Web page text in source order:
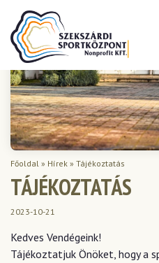
Főoldal » Hírek » Tájékoztatás
TÁJÉKOZTATÁS
2023-10-21
Kedves Vendégeink!
Tájékoztatjuk Önöket, hogy a